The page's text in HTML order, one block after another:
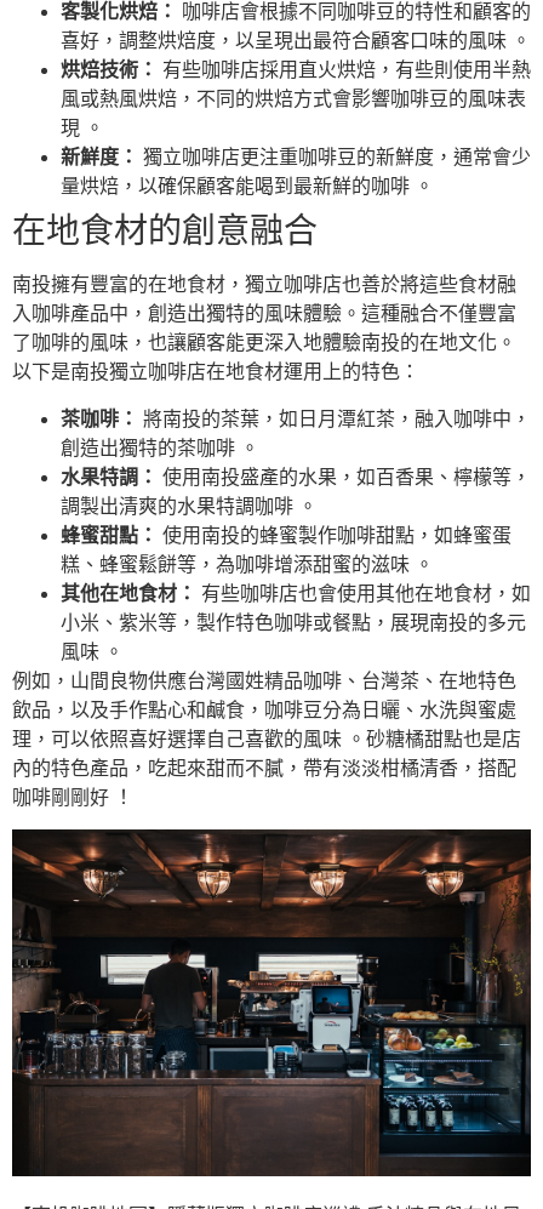
客製化烘焙：
咖啡店會根據不同咖啡豆的特性和顧客的
喜好，調整烘焙度，以呈現出最符合顧客口味的風味 。
烘焙技術：
有些咖啡店採用直火烘焙，有些則使用半熱
風或熱風烘焙，不同的烘焙方式會影響咖啡豆的風味表
現 。
新鮮度： 獨立咖啡店更注重咖啡豆的新鮮度，通常會少
量烘焙，以確保顧客能喝到最新鮮的咖啡 。
在地食材的創意融合
南投擁有豐富的在地食材，獨立咖啡店也善於將這些食材融
入咖啡產品中，創造出獨特的風味體驗。這種融合不僅豐富
了咖啡的風味，也讓顧客能更深入地體驗南投的在地文化。
以下是南投獨立咖啡店在地食材運用上的特色：
茶咖啡： 將南投的茶葉，如日月潭紅茶，融入咖啡中，
創造出獨特的茶咖啡 。
水果特調： 使用南投盛產的水果，如百香果、檸檬等，
調製出清爽的水果特調咖啡 。
蜂蜜甜點： 使用南投的蜂蜜製作咖啡甜點，如蜂蜜蛋
糕、蜂蜜鬆餅等，為咖啡增添甜蜜的滋味 。
其他在地食材：
有些咖啡店也會使用其他在地食材，如
小米、紫米等，製作特色咖啡或餐點，展現南投的多元
風味 。
例如，山間良物供應台灣國姓精品咖啡、台灣茶、在地特色
飲品，以及手作點心和鹹食，咖啡豆分為日曬、水洗與蜜處
理，可以依照喜好選擇自己喜歡的風味 。砂糖橘甜點也是店
內的特色產品，吃起來甜而不膩，帶有淡淡柑橘清香，搭配
咖啡剛剛好 ！